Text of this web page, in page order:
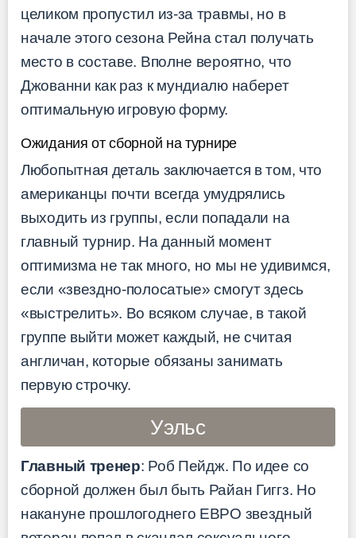
целиком пропустил из-за травмы, но в
начале этого сезона Рейна стал получать
место в составе. Вполне вероятно, что
Джованни как раз к мундиалю наберет
оптимальную игровую форму.
Ожидания от сборной на турнире
Любопытная деталь заключается в том, что
американцы почти всегда умудрялись
выходить из группы, если попадали на
главный турнир. На данный момент
оптимизма не так много, но мы не удивимся,
если «звездно-полосатые» смогут здесь
«выстрелить». Во всяком случае, в такой
группе выйти может каждый, не считая
англичан, которые обязаны занимать
первую строчку.
Уэльс
Главный тренер: Роб Пейдж. По идее со
сборной должен был быть Райан Гиггз. Но
накануне прошлогоднего ЕВРО звездный